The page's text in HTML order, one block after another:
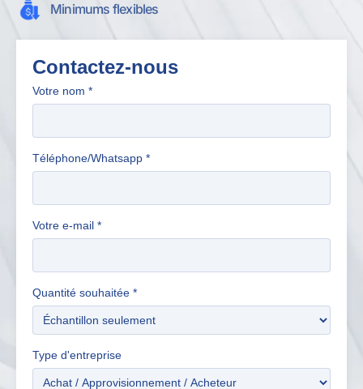
Minimums flexibles
Contactez-nous
Votre nom *
Téléphone/Whatsapp *
Votre e-mail *
Quantité souhaitée *
Type d'entreprise